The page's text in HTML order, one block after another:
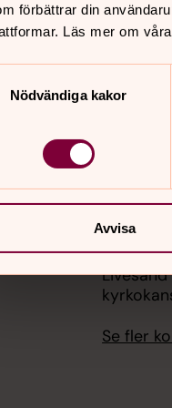
förbättrar din
Läs mer om
Nödvändiga kakor
Avvisa
1
Se fler